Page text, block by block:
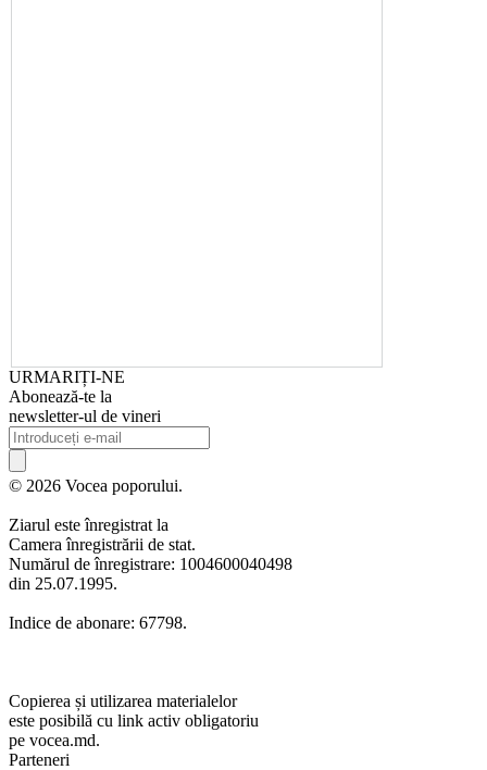
URMARIȚI-NE
Abonează-te la
newsletter-ul de vineri
© 2026 Vocea poporului.
Ziarul este înregistrat la
Camera înregistrării de stat.
Numărul de înregistrare: 1004600040498
din 25.07.1995.
Indice de abonare: 67798.
Copierea și utilizarea materialelor
este posibilă cu link activ obligatoriu
pe vocea.md.
Parteneri